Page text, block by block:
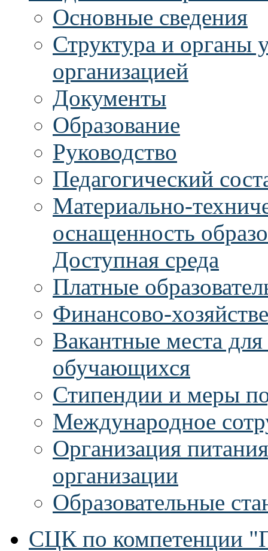
Основные сведения
Структура и органы
организацией
Документы
Образование
Руководство
Педагогический
Материально-
оснащенность
Доступная среда
Платные
Финансово-
Вакантные места
обучающихся
Стипендии и меры
Международное
Организация
организации
Образовательные
СЦК по компетенции